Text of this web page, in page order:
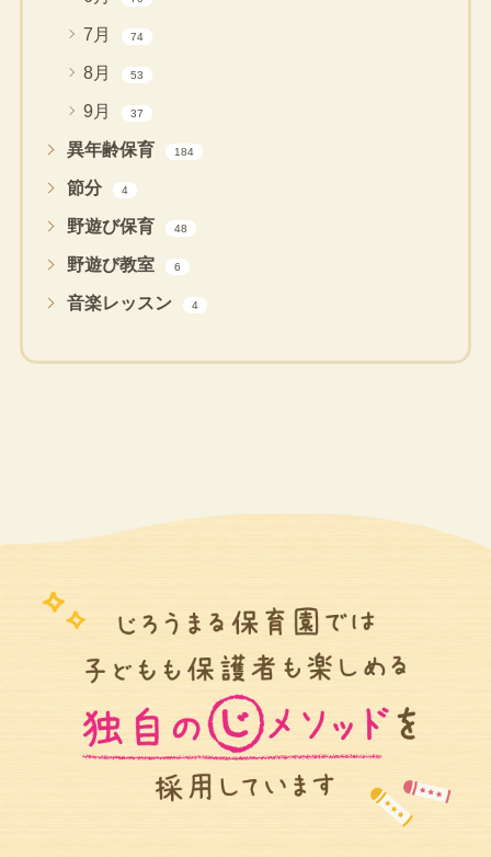
7月 74
8月 53
9月 37
異年齢保育 184
節分 4
野遊び保育 48
野遊び教室 6
音楽レッスン 4